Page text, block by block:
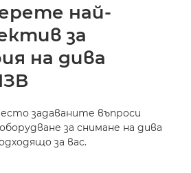
най-
за
на дива
задаваните въпроси
за снимане на дива
за вас.